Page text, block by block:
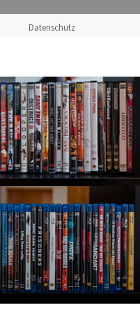
Datenschutz